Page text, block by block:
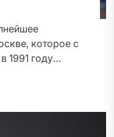
которое с
1991 году